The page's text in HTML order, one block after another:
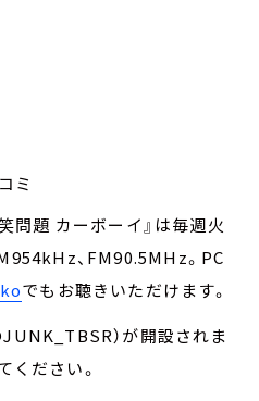
ミ
問題 カーボーイ』は毎週火
、FM90.5MHz。PC
でもお聴きいただけます。
）が開設されま
ください。